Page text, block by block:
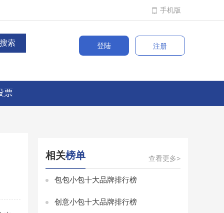
手机版
登陆
注册
票
相关榜单 查看更多>
包包小包十大品牌排行榜
创意小包十大品牌排行榜